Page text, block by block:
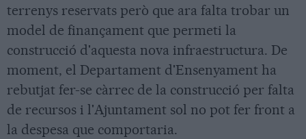
terrenys reservats però que ara falta trobar un
model de finançament que permeti la
construcció d'aquesta nova infraestructura. De
moment, el Departament d'Ensenyament ha
rebutjat fer-se càrrec de la construcció per falta
de recursos i l'Ajuntament sol no pot fer front a
la despesa que comportaria.